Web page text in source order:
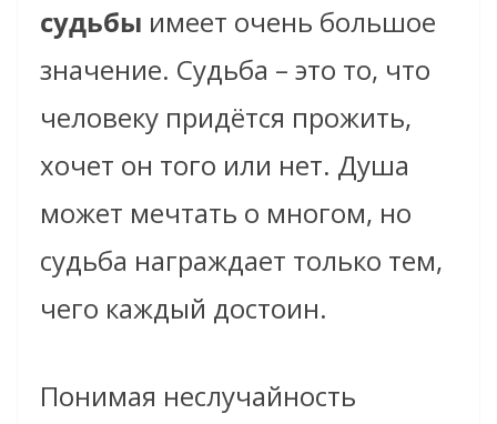
судьбы имеет очень большое
значение. Судьба – это то, что
человеку придётся прожить,
хочет он того или нет. Душа
может мечтать о многом, но
судьба награждает только тем,
чего каждый достоин.
Понимая неслучайность